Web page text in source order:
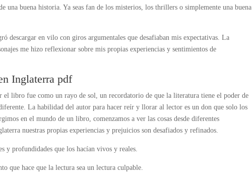
una buena historia. Ya seas fan de los misterios, los thrillers o simplemente una buena
descargar en vilo con giros argumentales que desafiaban mis expectativas. La
me hizo reflexionar sobre mis propias experiencias y sentimientos de
Inglaterra pdf
el libro fue como un rayo de sol, un recordatorio de que la literatura tiene el poder de
La habilidad del autor para hacer reír y llorar al lector es un don que solo los
en el mundo de un libro, comenzamos a ver las cosas desde diferentes
nuestras propias experiencias y prejuicios son desafiados y refinados.
y profundidades que los hacían vivos y reales.
que hace que la lectura sea un lectura culpable.